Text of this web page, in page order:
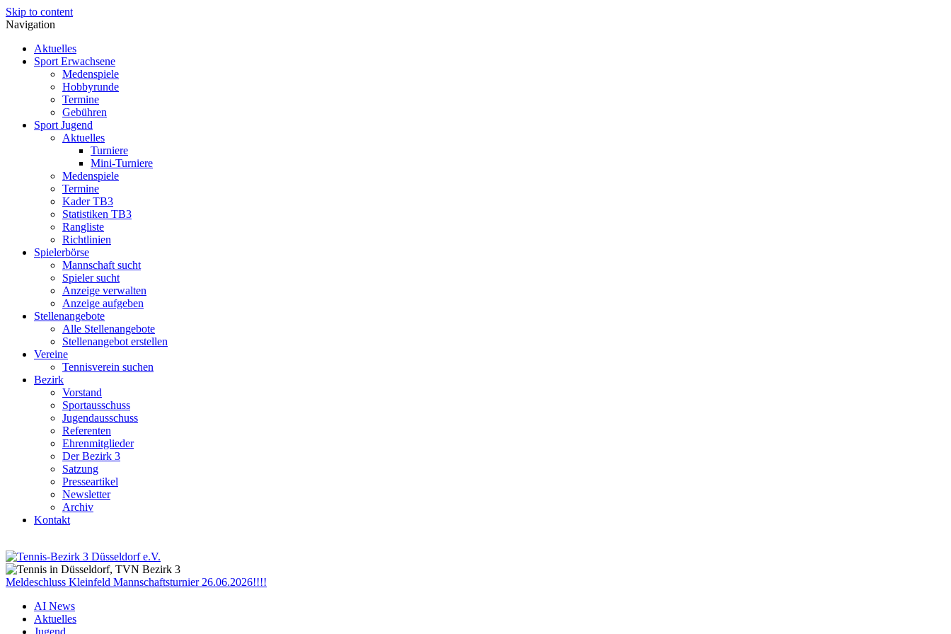
Skip to content
Navigation
Aktuelles
Sport Erwachsene
Medenspiele
Hobbyrunde
Termine
Gebühren
Sport Jugend
Aktuelles
Turniere
Mini-Turniere
Medenspiele
Termine
Kader TB3
Statistiken TB3
Rangliste
Richtlinien
Spielerbörse
Mannschaft sucht
Spieler sucht
Anzeige verwalten
Anzeige aufgeben
Stellenangebote
Alle Stellenangebote
Stellenangebot erstellen
Vereine
Tennisverein suchen
Bezirk
Vorstand
Sportausschuss
Jugendausschuss
Referenten
Ehrenmitglieder
Der Bezirk 3
Satzung
Presseartikel
Newsletter
Archiv
Kontakt
Meldeschluss Kleinfeld Mannschaftsturnier 26.06.2026!!!!
AI News
Aktuelles
Jugend